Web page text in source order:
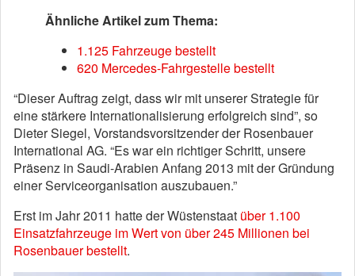
Ähnliche Artikel zum Thema:
1.125 Fahrzeuge bestellt
620 Mercedes-Fahrgestelle bestellt
“Dieser Auftrag zeigt, dass wir mit unserer Strategie für
eine stärkere Internationalisierung erfolgreich sind”, so
Dieter Siegel, Vorstandsvorsitzender der Rosenbauer
International AG. “Es war ein richtiger Schritt, unsere
Präsenz in Saudi-Arabien Anfang 2013 mit der Gründung
einer Serviceorganisation auszubauen.”
Erst im Jahr 2011 hatte der Wüstenstaat über 1.100
Einsatzfahrzeuge im Wert von über 245 Millionen bei
Rosenbauer bestellt.